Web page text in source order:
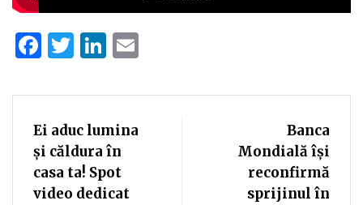
Facebook
TwitterLinkedIn
Ei aduc lumina
și căldura în
casa ta! Spot
video dedicat
Banca
Mondială își
reconfirmă
sprijinul în